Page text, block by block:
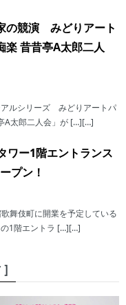
の競演 みどりアート
楽 昔昔亭A太郎二人
ルシリーズ みどりアートパ
A太郎二人会」が […][…]
ワー1階エントランス
プン！
舞伎町に開業を予定している
の1階エントラ […][…]